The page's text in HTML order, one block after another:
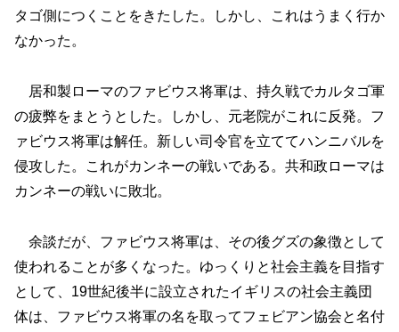
タゴ側につくことをきたした。しかし、これはうまく行か
なかった。
居和製ローマのファビウス将軍は、持久戦でカルタゴ軍
の疲弊をまとうとした。しかし、元老院がこれに反発。フ
ァビウス将軍は解任。新しい司令官を立ててハンニバルを
侵攻した。これがカンネーの戦いである。共和政ローマは
カンネーの戦いに敗北。
余談だが、ファビウス将軍は、その後グズの象徴として
使われることが多くなった。ゆっくりと社会主義を目指す
として、19世紀後半に設立されたイギリスの社会主義団
体は、ファビウス将軍の名を取ってフェビアン協会と名付